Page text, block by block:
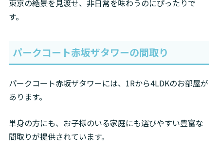
東京の絶景を見渡せ、非日常を味わうのにぴったりで
す。
パークコート赤坂ザタワーの間取り
パークコート赤坂ザタワーには、1Rから4LDKのお部屋が
あります。
単身の方にも、お子様のいる家庭にも選びやすい豊富な
間取りが提供されています。